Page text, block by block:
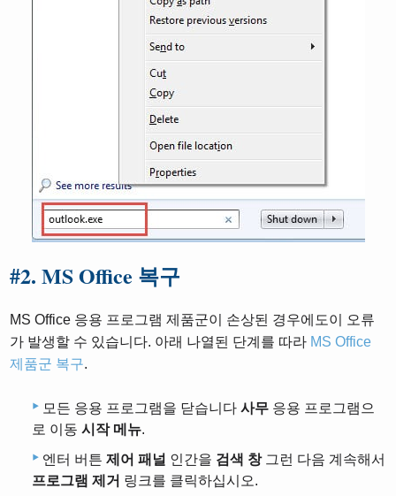
#2. MS Office 복구
MS Office 응용 프로그램 제품군이 손상된 경우에도이 오류
가 발생할 수 있습니다. 아래 나열된 단계를 따라 MS Office
제품군 복구.
모든 응용 프로그램을 닫습니다 사무 응용 프로그램으
로 이동 시작 메뉴.
엔터 버튼 제어 패널 인간을 검색 창 그런 다음 계속해서
프로그램 제거 링크를 클릭하십시오.